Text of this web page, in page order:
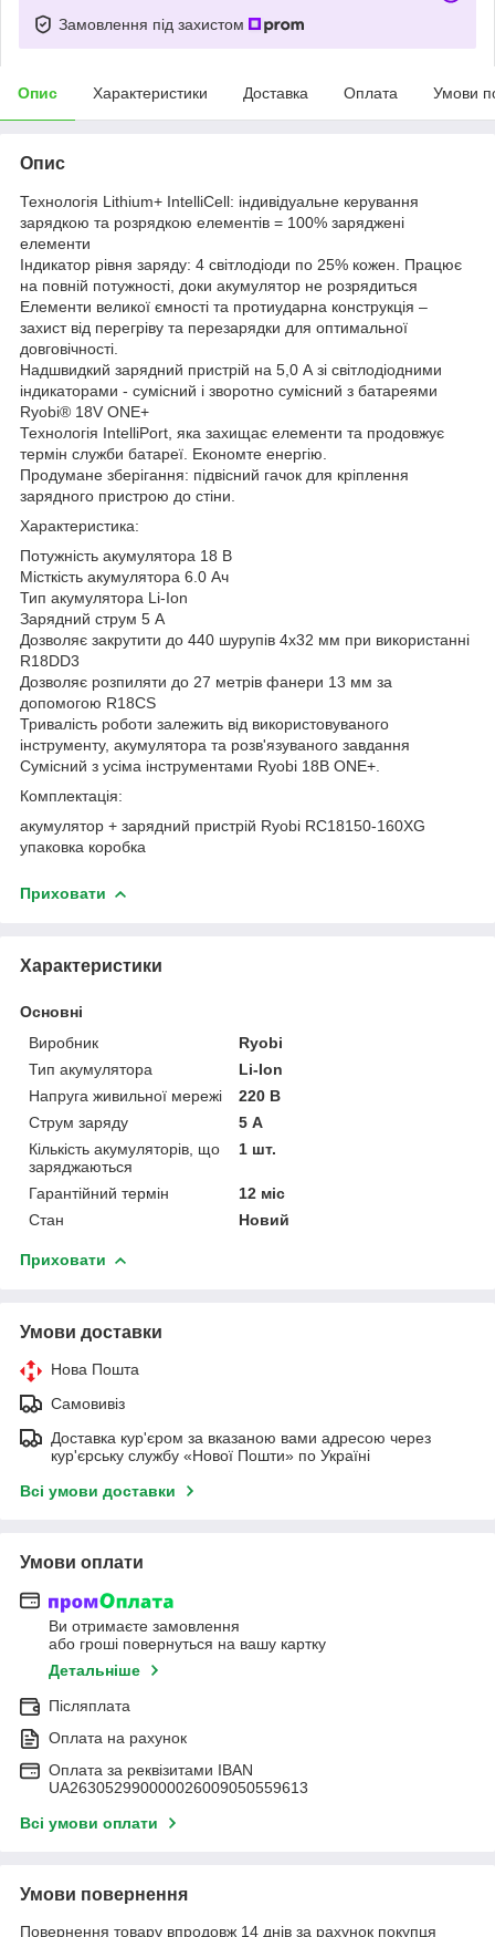
Замовлення під захистом
Опис Характеристики Доставка Оплата Умови
Опис
Технологія Lithium+ IntelliCell: індивідуальне керування
зарядкою та розрядкою елементів = 100% заряджені
елементи
Індикатор рівня заряду: 4 світлодіоди по 25% кожен. Працює
на повній потужності, доки акумулятор не розрядиться
Елементи великої ємності та протиударна конструкція –
захист від перегріву та перезарядки для оптимальної
довговічності.
Надшвидкий зарядний пристрій на 5,0 А зі світлодіодними
індикаторами - сумісний і зворотно сумісний з батареями
Ryobi® 18V ONE+
Технологія IntelliPort, яка захищає елементи та продовжує
термін служби батареї. Економте енергію.
Продумане зберігання: підвісний гачок для кріплення
зарядного пристрою до стіни.
Характеристика:
Потужність акумулятора 18 В
Місткість акумулятора 6.0 Ач
Тип акумулятора Li-Ion
Зарядний струм 5 А
Дозволяє закрутити до 440 шурупів 4х32 мм при використанні
R18DD3
Дозволяє розпиляти до 27 метрів фанери 13 мм за
допомогою R18CS
Тривалість роботи залежить від використовуваного
інструменту, акумулятора та розв'язуваного завдання
Сумісний з усіма інструментами Ryobi 18В ONE+.
Комплектація:
акумулятор + зарядний пристрій Ryobi RC18150-160XG
упаковка коробка
Приховати
Характеристики
Основні
Виробник
Ryobi
Тип акумулятора
Li-Ion
Напруга живильної мережі
220 В
Струм заряду
5 А
Кількість акумуляторів, що
заряджаються
1 шт.
Гарантійний термін
12 міс
Стан
Новий
Приховати
Умови доставки
Нова Пошта
Самовивіз
Доставка кур'єром за вказаною вами адресою через
кур'єрську службу «Нової Пошти» по Україні
Всі умови доставки
Умови оплати
Ви отримаєте замовлення
або гроші повернуться на вашу картку
Детальніше
Післяплата
Оплата на рахунок
Оплата за реквізитами IBAN
UA263052990000026009050559613
Всі умови оплати
Умови повернення
Повернення товару впродовж 14 днів за рахунок покупця